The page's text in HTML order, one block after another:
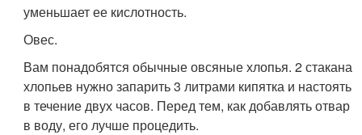
уменьшает ее кислотность.
Овес.
Вам понадобятся обычные овсяные хлопья. 2 стакана
хлопьев нужно запарить 3 литрами кипятка и настоять
в течение двух часов. Перед тем, как добавлять отвар
в воду, его лучше процедить.